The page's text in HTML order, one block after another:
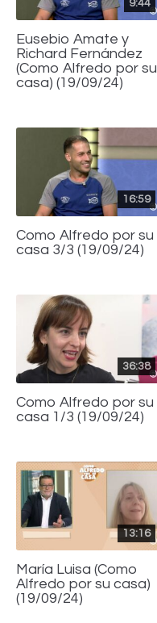
9:44
Eusebio Amate y
Richard Fernández
(Como Alfredo por su
casa) (19/09/24)
16:59
Como Alfredo por su
casa 3/3 (19/09/24)
36:38
Como Alfredo por su
casa 1/3 (19/09/24)
13:16
María Luisa (Como
Alfredo por su casa)
(19/09/24)